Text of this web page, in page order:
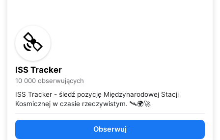
ISS Tracker
10 000 obserwujących
ISS Tracker - śledź pozycję Międzynarodowej Stacji
Kosmicznej w czasie rzeczywistym. 🛰️🌍🚀
Obserwuj